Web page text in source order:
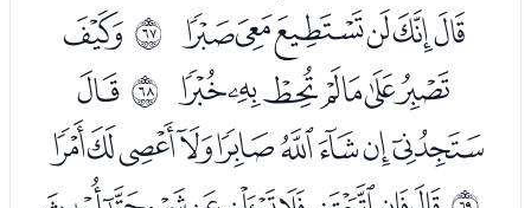
ﮘﮙﮚﮛﮜﮝ ﱂﮟ
ﮠﮡﮢﮣﮤﮥﮦ ﱃﮨ
ﮩﮪﮫﮬﮭﮮﮯﮰﮱ